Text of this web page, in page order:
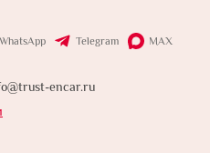
WhatsApp Telegram MAX
encar.ru